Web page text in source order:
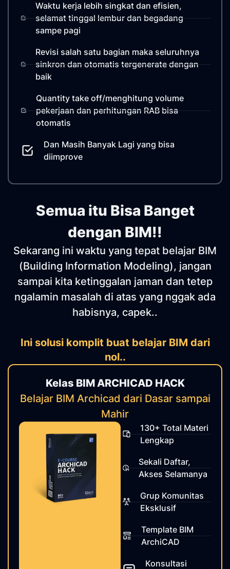
Waktu kerja lebih singkat dan efisien,
selamat tinggal lembur dan begadang
sampe pagi
Revisi salah satu bagian maka seluruhnya
sinkron dan otomatis tergenerate dengan
baik
Quantity take off/menghitung volume
pekerjaan dan perhitungan RAB bisa
otomatis
Dan Masih Banyak Lagi yang bisa
diimprove
Semua itu Bisa Banget
dengan BIM!!
Sekarang ini waktu yang tepat belajar BIM
(Building Information Modeling), jangan
sampai kita ketinggalan jaman dan tetep
ngalamin masalah di atas yang nggak ada
habisnya, capek..
Ini solusi komplit buat belajar BIM dari
nol..
Kelas BIM ARCHICAD HACK
Belajar BIM Archicad dari Dasar sampai
Mahir
130+ Total Materi
Lengkap
Sekali Daftar,
Akses Selamanya
Grup Komunitas
Eksklusif
Template BIM
ArchiCAD
Konsultasi